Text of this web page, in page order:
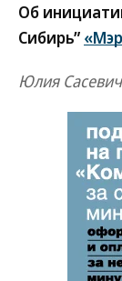
Об
Сибирь”
Юлия Сасевич